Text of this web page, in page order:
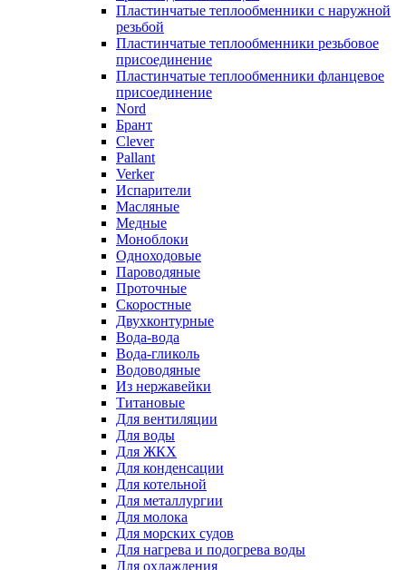
Пластинчатые теплообменники с наружной
резьбой
Пластинчатые теплообменники резьбовое
присоединение
Пластинчатые теплообменники фланцевое
присоединение
Nord
Брант
Clever
Pallant
Verker
Испарители
Масляные
Медные
Моноблоки
Одноходовые
Пароводяные
Проточные
Скоростные
Двухконтурные
Вода-вода
Вода-гликоль
Водоводяные
Из нержавейки
Титановые
Для вентиляции
Для воды
Для ЖКХ
Для конденсации
Для котельной
Для металлургии
Для молока
Для морских судов
Для нагрева и подогрева воды
Для охлаждения